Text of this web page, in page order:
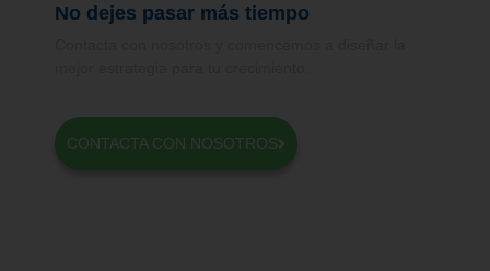
No dejes pasar más tiempo
CONTACTA CON NOSOTROS